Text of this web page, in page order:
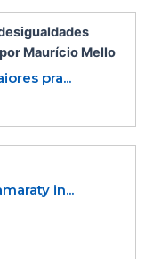
Maurício Mello
pra...
in...